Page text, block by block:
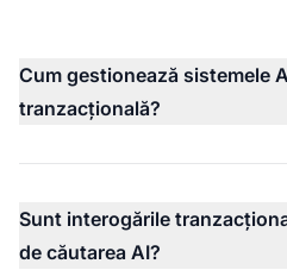
Cum gestionează sistemele
tranzacțională?
Sunt interogările
de căutarea AI?